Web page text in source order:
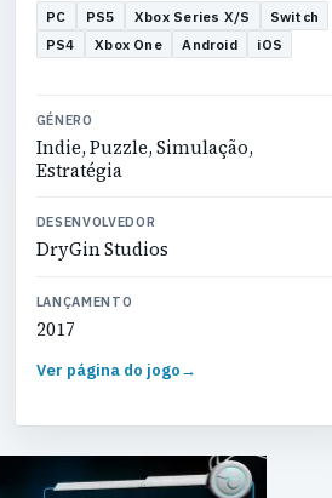
PC PS5 Xbox Series X/S
Switch
PS4
Xbox One Android iOS
GÉNERO
Indie, Puzzle, Simulação,
Estratégia
DESENVOLVEDOR
DryGin Studios
LANÇAMENTO
2017
Ver página do jogo→